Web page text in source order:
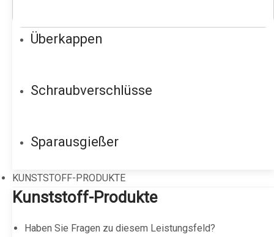
Überkappen
Schraubverschlüsse
Sparausgießer
KUNSTSTOFF-PRODUKTE
Kunststoff-Produkte
Haben Sie Fragen zu diesem Leistungsfeld?